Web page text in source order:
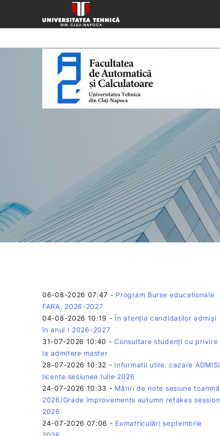
06-08-2026 07:47 - Program Burse educationale
FARA, 2026-2027
04-08-2026 10:19 -În atenția candidaților admiși
în anul I 2026-2027
31-07-2026 10:40 - Consultare studenți cu privire
la admitere master
28-07-2026 10:32 - Informatii utile: cazare ADMISI
licenta sesiunea Iulie 2026
24-07-2026 10:33 - Măriri de note sesiune toamnă
2026/Grade improvements autumn retakes session
2026
24-07-2026 07:06 - Exmatriculări septembrie